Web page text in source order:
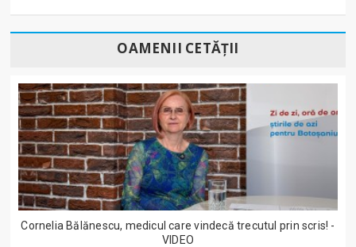
OAMENII CETĂȚII
Cornelia Bălănescu, medicul care vindecă trecutul prin scris! -
VIDEO